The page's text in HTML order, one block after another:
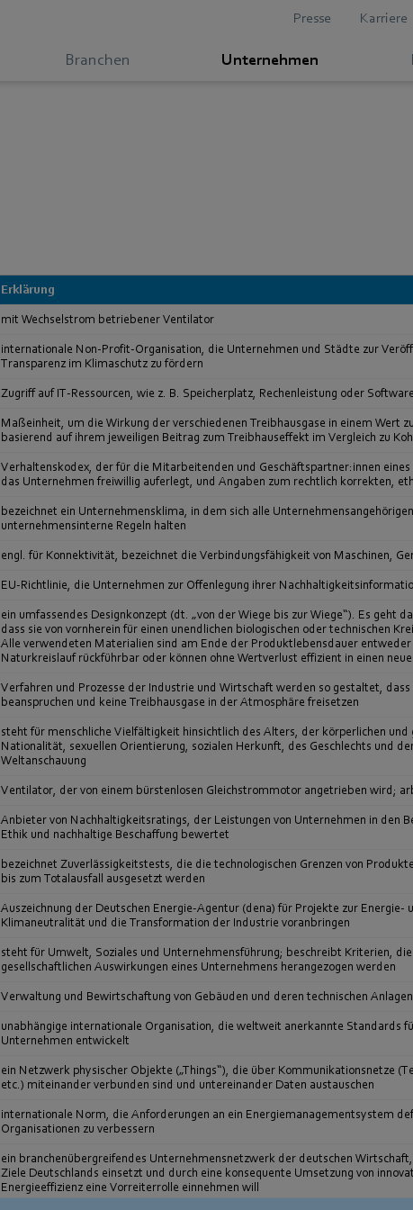
Presse Karriere
Branchen Unternehmen
Erklärung
mit Wechselstrom betriebener Ventilator
internationale Non-Profit-Organisation, die Unternehmen und Städte zur
Transparenz im Klimaschutz zu fördern
Zugriff auf IT-Ressourcen, wie z. B. Speicherplatz, Rechenleistung oder
Maßeinheit, um die Wirkung der verschiedenen Treibhausgase in einem Wert
basierend auf ihrem jeweiligen Beitrag zum Treibhauseffekt im Vergleich zu
Verhaltenskodex, der für die Mitarbeitenden und Geschäftspartner:innen
das Unternehmen freiwillig auferlegt, und Angaben zum rechtlich korrekten,
bezeichnet ein Unternehmensklima, in dem sich alle
unternehmensinterne Regeln halten
engl. für Konnektivität, bezeichnet die Verbindungsfähigkeit von Maschinen,
EU-Richtlinie, die Unternehmen zur Offenlegung ihrer
ein umfassendes Designkonzept (dt. „von der Wiege bis zur Wiege“). Es geht
dass sie von vornherein für einen unendlichen biologischen oder technischen
Alle verwendeten Materialien sind am Ende der Produktlebensdauer
Naturkreislauf rückführbar oder können ohne Wertverlust effizient in einen
Verfahren und Prozesse der Industrie und Wirtschaft werden so gestaltet,
beanspruchen und keine Treibhausgase in der Atmosphäre freisetzen
steht für menschliche Vielfältigkeit hinsichtlich des Alters, der körperlichen
Nationalität, sexuellen Orientierung, sozialen Herkunft, des Geschlechts und
Weltanschauung
Ventilator, der von einem bürstenlosen Gleichstrommotor angetrieben wird;
Anbieter von Nachhaltigkeitsratings, der Leistungen von Unternehmen in den
Ethik und nachhaltige Beschaffung bewertet
bezeichnet Zuverlässigkeitstests, die die technologischen Grenzen von
bis zum Totalausfall ausgesetzt werden
Auszeichnung der Deutschen Energie-Agentur (dena) für Projekte zur Energie-
Klimaneutralität und die Transformation der Industrie voranbringen
steht für Umwelt, Soziales und Unternehmensführung; beschreibt Kriterien,
gesellschaftlichen Auswirkungen eines Unternehmens herangezogen werden
Verwaltung und Bewirtschaftung von Gebäuden und deren technischen Anlagen
unabhängige internationale Organisation, die weltweit anerkannte Standards
Unternehmen entwickelt
ein Netzwerk physischer Objekte („Things“), die über Kommunikationsnetze
etc.) miteinander verbunden sind und untereinander Daten austauschen
internationale Norm, die Anforderungen an ein Energiemanagementsystem
Organisationen zu verbessern
ein branchenübergreifendes Unternehmensnetzwerk der deutschen
Ziele Deutschlands einsetzt und durch eine konsequente Umsetzung von
Energieeffizienz eine Vorreiterrolle einnehmen will